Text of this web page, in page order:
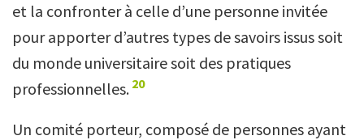
et la confronter à celle d’une personne invitée
pour apporter d’autres types de savoirs issus soit
du monde universitaire soit des pratiques
professionnelles. 20
Un comité porteur, composé de personnes ayant